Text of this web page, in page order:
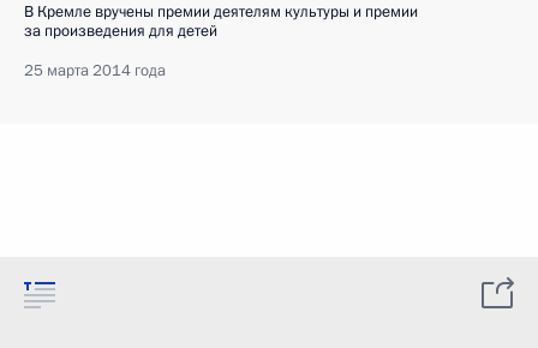
В Кремле вручены премии деятелям культуры и премии
за произведения для детей
25 марта 2014 года